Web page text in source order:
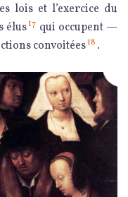
lois et l’exercice du
élus 17 qui occupent —
convoitées18 .